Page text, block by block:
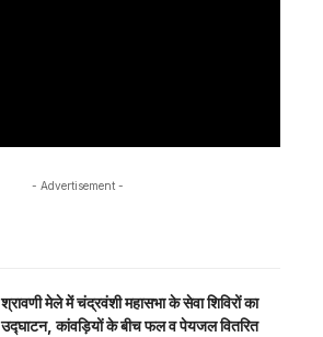
- Advertisement -
श्रावणी मेले में चंद्रवंशी महासभा के सेवा शिविरों का
उद्घाटन, कांवड़ियों के बीच फल व पेयजल वितरित